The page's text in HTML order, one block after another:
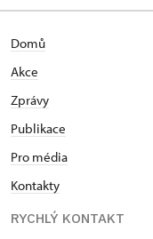
Domů
Akce
Zprávy
Publikace
Pro média
Kontakty
RYCHLÝ KONTAKT